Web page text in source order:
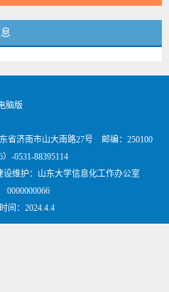
脑版
济南市山大南路27号 邮编：250100
-0531-88395114
设维护：山东大学信息化工作办公室
0000000066
间： 2024.4.4